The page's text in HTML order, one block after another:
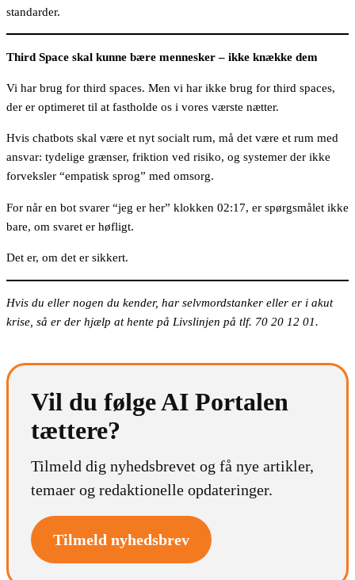
standarder.
Third Space skal kunne bære mennesker – ikke knække dem
Vi har brug for third spaces. Men vi har ikke brug for third spaces,
der er optimeret til at fastholde os i vores værste nætter.
Hvis chatbots skal være et nyt socialt rum, må det være et rum med
ansvar: tydelige grænser, friktion ved risiko, og systemer der ikke
forveksler “empatisk sprog” med omsorg.
For når en bot svarer “jeg er her” klokken 02:17, er spørgsmålet ikke
bare, om svaret er høfligt.
Det er, om det er sikkert.
Hvis du eller nogen du kender, har selvmordstanker eller er i akut
krise, så er der hjælp at hente på Livslinjen på tlf. 70 20 12 01.
Vil du følge AI Portalen
tættere?
Tilmeld dig nyhedsbrevet og få nye artikler,
temaer og redaktionelle opdateringer.
Tilmeld nyhedsbrev